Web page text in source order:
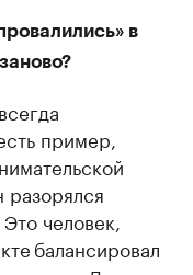
в
пример,
разорялся
человек,
балансировал